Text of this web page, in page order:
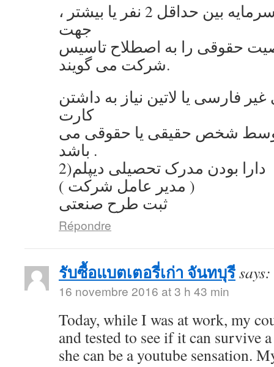
به اشتراک گذاشتن سرمایه بین حداقل 2 نفر یا بیشتر ،
جهت
حقوقی را به اصطلاح تاسیس
شرکت می گویند.
فارسی یا لاتین نیاز به داشتن
کارت
توسط شخص حقیقی یا حقوقی می
باشد .
2)دارا بودن مدرک تحصیلی دیپلم
( مدیر عامل شرکت )
ثبت طرح صنعتی
Répondre
รับซื้อแบตเตอรี่เก่า จันทบุรีsays:
16 novembre 2016 at 3 h 43 min
Today, while I was at work, my
and tested to see if it can survive
she can be a youtube sensation.